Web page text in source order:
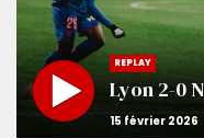
REPLAY
Lyon 2-0